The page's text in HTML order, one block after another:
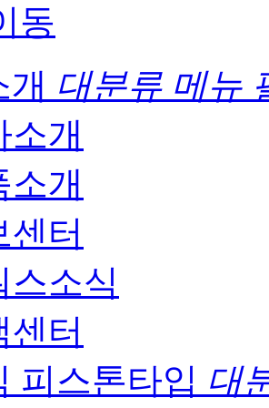
동
개 대분류 메뉴
소개
소개
센터
스소식
센터
피스톤타입 대